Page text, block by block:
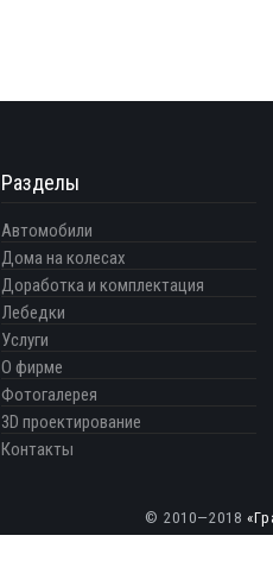
Разделы
Автомобили
Дома на колесах
Доработка и комплектация
Лебедки
Услуги
О фирме
Фотогалерея
3D проектирование
Контакты
© 2010—2018